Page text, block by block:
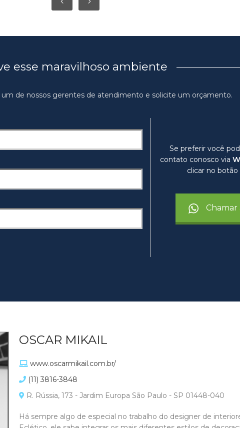
esse maravilhoso ambiente
de nossos gerentes de atendimento e solicite um orçamento.
Se preferir você
contato conosco via
clicar no botão
Chamar
OSCAR MIKAIL
www.oscarmikail.com.br/
(11) 3816-3848
R. Rússia, 173 - Jardim Europa São Paulo - SP 01448-040
Há sempre algo de especial no trabalho do designer de